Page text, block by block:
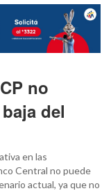
no
del
en las
Central no puede
actual, ya que no